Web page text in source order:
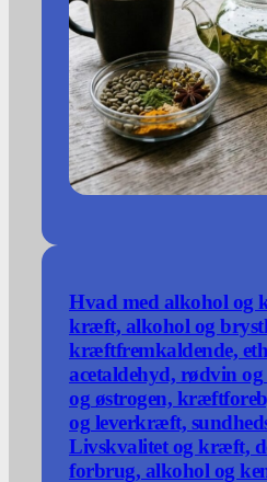
Hvad med alkohol og
kræft, alkohol og
kræftfremkaldende,
acetaldehyd, rødvin
og østrogen,
og leverkræft,
Livskvalitet og kræft,
forbrug, alkohol og